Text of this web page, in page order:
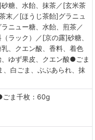
糖、水飴、抹茶／[玄米茶
末／[ほうじ茶飴]グラニュ
ニュー糖、水飴、煎茶／
ラック）／[京の露]砂糖、
、クエン酸、香料、着色
ゆず果皮、クエン酸●ごま
白ごま、ぶぶあられ、抹
ま千枚：60g